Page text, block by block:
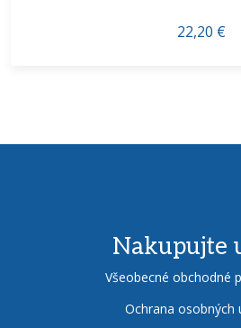
22,20 €
Nakupujte
Všeobecné obchodné
Ochrana osobných